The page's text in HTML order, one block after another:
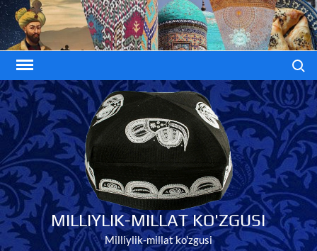
Skip
to
content
MILLIYLIK-MILLAT KO'ZGUSI
Milliylik-millat ko'zgusi